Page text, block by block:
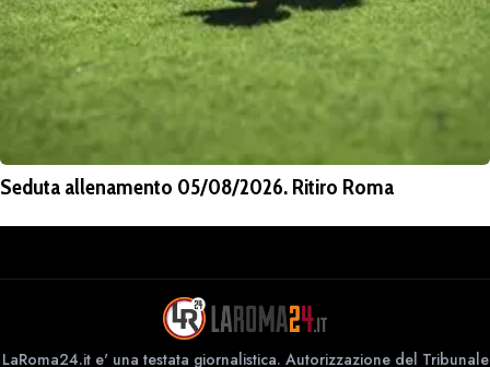
Seduta allenamento 05/08/2026. Ritiro Roma
LaRoma24.it e' una testata giornalistica. Autorizzazione del Tribunale